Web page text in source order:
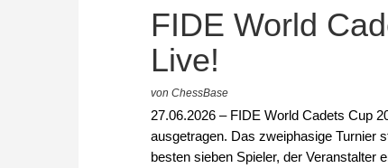
FIDE World
Live!
von ChessBase
27.06.2026 – FIDE World Cadets Cup
ausgetragen. Das zweiphasige Turnier
besten sieben Spieler, der Veranstalter